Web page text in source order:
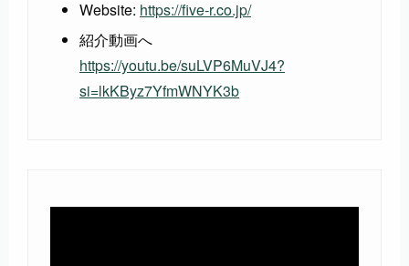
Website: https://five-r.co.jp/
紹介動画へ
https://youtu.be/suLVP6MuVJ4?
si=lkKByz7YfmWNYK3b